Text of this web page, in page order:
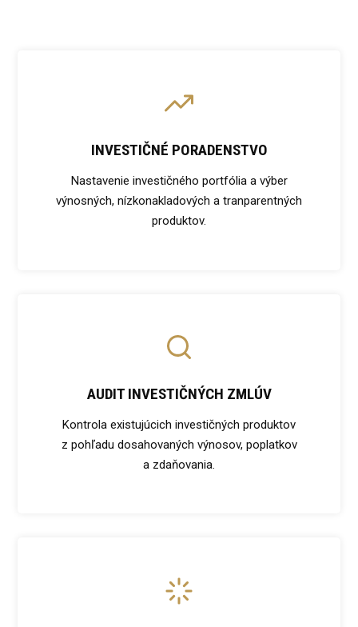
INVESTIČNÉ PORADENSTVO
Nastavenie investičného portfólia a výber
výnosných, nízkonakladových a tranparentných
produktov.
AUDIT INVESTIČNÝCH ZMLÚV
Kontrola existujúcich investičných produktov
z pohľadu dosahovaných výnosov, poplatkov
a zdaňovania.